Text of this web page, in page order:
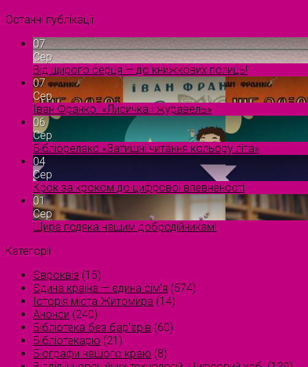
Останні публікації
07
Сер
Від щирого серця — до книжкових полиць!
07
Сер
Іван Франко. «Лисичка і журавель»
06
Сер
Бібліорелакс «Затишні читання кольору літа»
04
Сер
Крок за кроком до цифрової впевненості
01
Сер
Щира подяка нашим добродійникам!
Категорії
Євроквіз (15)
Єдина країна — єдина сім’я (574)
Історія міста Житомира (14)
Анонси (240)
Бібліотека без бар'єрів (60)
Бібліотекарю (21)
Біографи нашого краю (8)